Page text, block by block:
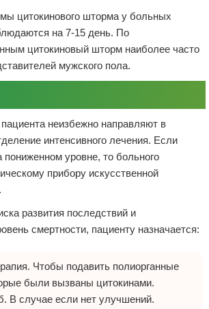
цитокинового шторма у больных
на 7-15 день. По
цитокиновый шторм наиболее часто
мужского пола.
неизбежно направляют в
интенсивного лечения. Если
пониженном уровне, то больного
прибору искусственной
развития последствий и
смертности, пациенту назначается:
Чтобы подавить полиорганные
были вызваны цитокинами.
В случае если нет улучшений.